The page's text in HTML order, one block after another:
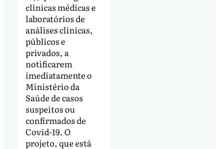
clínicas médicas e
laboratórios de
análises clínicas,
públicos e
privados, a
notificarem
imediatamente o
Ministério da
Saúde de casos
suspeitos ou
confirmados de
Covid-19. O
projeto, que está